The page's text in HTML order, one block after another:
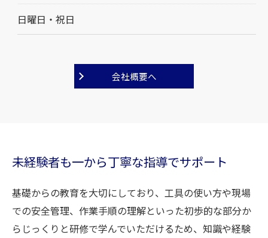
日曜日・祝日
会社概要へ
未経験者も一から丁寧な指導でサポート
基礎からの教育を大切にしており、工具の使い方や現場
での安全管理、作業手順の理解といった初歩的な部分か
らじっくりと研修で学んでいただけるため、知識や経験